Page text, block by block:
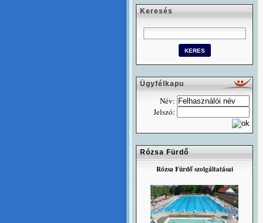
Keresés
Ügyfélkapu
Név:
Jelszó:
Rózsa Fürdő
Rózsa Fürdő szolgáltatásai